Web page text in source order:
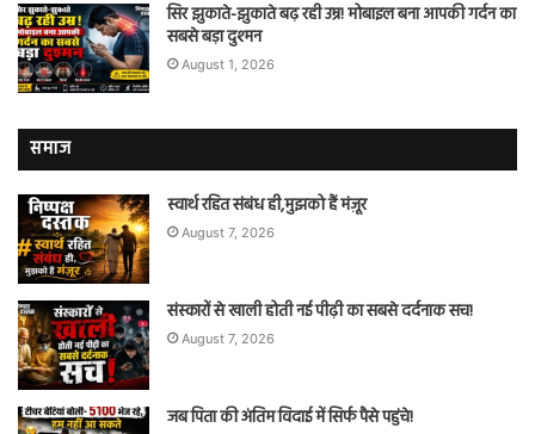
सिर झुकाते-झुकाते बढ़ रही उम्र! मोबाइल बना आपकी गर्दन का
सबसे बड़ा दुश्मन
August 1, 2026
समाज
स्वार्थ रहित संबंध ही,मुझको हैं मंज़ूर
August 7, 2026
संस्कारों से खाली होती नई पीढ़ी का सबसे दर्दनाक सच!
August 7, 2026
जब पिता की अंतिम विदाई में सिर्फ पैसे पहुंचे!